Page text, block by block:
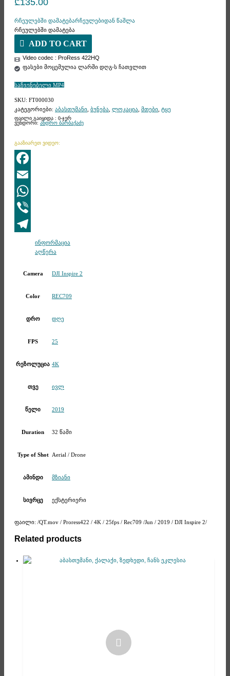
რჩეულებში დამატებარჩეულებიდან წაშლა
რჩეულებში დამატება
ADD TO CART
Video codec : ProRess 422HQ
ფასები მოცემულია ლარში დღგ-ს ჩათვლით
საჩვენებელი MP4
SKU: FT000030
კატეგორიები: აბასთუმანი ბუნება ლოკაცია მთები ტყე
ფაილი გაიყიდა : 0-ჯერ
ვენდორი: ანდრო ბარბაქაძე
გააზიარეთ ვიდეო:
Facebook
Email
WhatsApp
Viber
Telegramინფორმაცია
აღწერა
Camera DJI Inspire 2
Color REC709
დრო დღე
FPS 25
რეზოლუცია 4K
თვე ივლ
წელი 2019
Duration 32 წამი
Type of Shot Aerial / Drone
ამინდი მზიანი
სივრცე ექსტერიერი
ფაილი: /QT.mov / Proress422 / 4K / 25fps / Rec709 /Jun / 2019 / DJI Inspire 2/
Related products